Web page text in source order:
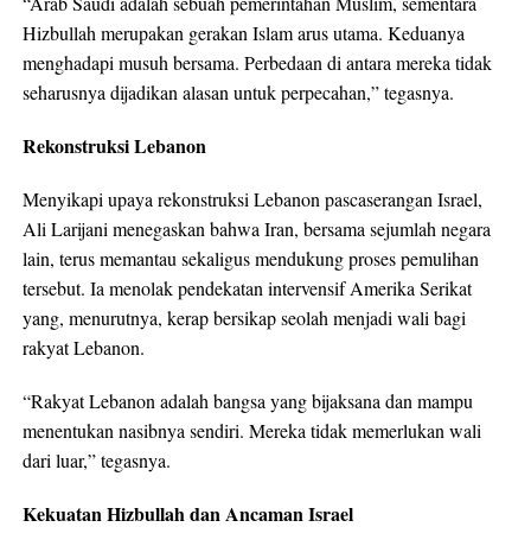
Hizbullah merupakan gerakan Islam arus utama. Keduanya
menghadapi musuh bersama. Perbedaan di antara mereka tidak
seharusnya dijadikan alasan untuk perpecahan,” tegasnya.
Rekonstruksi Lebanon
Menyikapi upaya rekonstruksi Lebanon pascaserangan Israel,
Ali Larijani menegaskan bahwa Iran, bersama sejumlah negara
lain, terus memantau sekaligus mendukung proses pemulihan
tersebut. Ia menolak pendekatan intervensif Amerika Serikat
yang, menurutnya, kerap bersikap seolah menjadi wali bagi
rakyat Lebanon.
“Rakyat Lebanon adalah bangsa yang bijaksana dan mampu
menentukan nasibnya sendiri. Mereka tidak memerlukan wali
dari luar,” tegasnya.
Kekuatan Hizbullah dan Ancaman Israel